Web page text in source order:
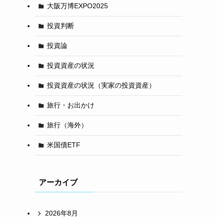
大阪万博EXPO2025
投資判断
投資論
投資資産の状況
投資資産の状況（実家の投資資産）
旅行・お出かけ
旅行（海外）
米国債ETF
アーカイブ
2026年8月